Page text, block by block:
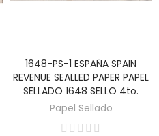
AÑADIR AL CARRITO
1648-PS-1 ESPAÑA SPAIN
REVENUE SEALLED PAPER PAPEL
SELLADO 1648 SELLO 4to.
Papel Sellado